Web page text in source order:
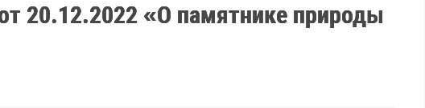
20.12.2022 «О памятнике природы